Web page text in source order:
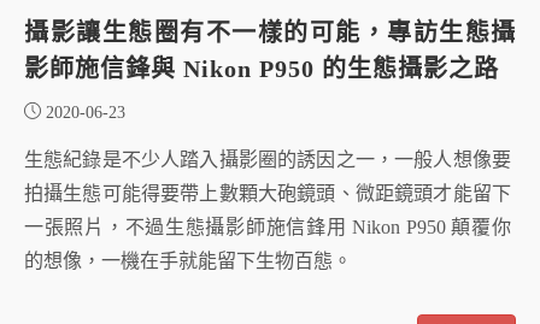
攝影讓生態圈有不一樣的可能，專訪生態攝
影師施信鋒與 Nikon P950 的生態攝影之路
2020-06-23
生態紀錄是不少人踏入攝影圈的誘因之一，一般人想像要
拍攝生態可能得要帶上數顆大砲鏡頭、微距鏡頭才能留下
一張照片，不過生態攝影師施信鋒用 Nikon P950 顛覆你
的想像，一機在手就能留下生物百態。